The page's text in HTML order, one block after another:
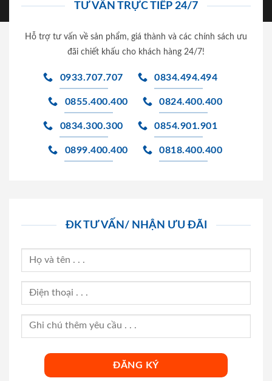
TƯ VẤN TRỰC TIẾP 24/7
Hỗ trợ tư vấn về sản phẩm, giá thành và các chính sách ưu
đãi chiết khấu cho khách hàng 24/7!
0933.707.707 0834.494.494
0855.400.400 0824.400.400
0834.300.300 0854.901.901
0899.400.400 0818.400.400
ĐK TƯ VẤN/ NHẬN ƯU ĐÃI